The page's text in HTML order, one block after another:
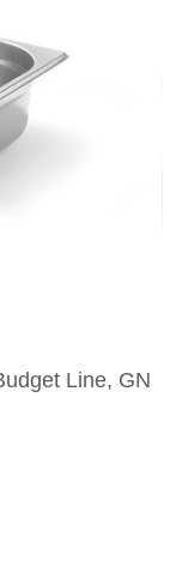
Line, GN